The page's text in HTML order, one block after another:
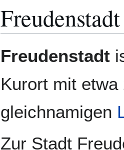
Freudenstadt
Navigation
Suche
Freudenstadt
Kurort mit
gleichnamigen
Zur Stadt